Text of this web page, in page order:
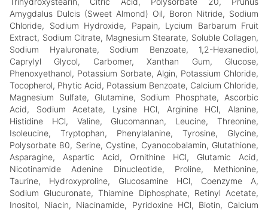
Amygdalus Dulcis (Sweet Almond) Oil, Boron Nitride, Sodium
Chloride, Sodium Hydroxide, Papain, Lycium Barbarum Fruit
Extract, Sodium Citrate, Magnesium Stearate, Soluble Collagen,
Sodium Hyaluronate, Sodium Benzoate, 1,2-Hexanediol,
Caprylyl Glycol, Carbomer, Xanthan Gum, Glucose,
Phenoxyethanol, Potassium Sorbate, Algin, Potassium Chloride,
Tocopherol, Phytic Acid, Potassium Benzoate, Calcium Chloride,
Magnesium Sulfate, Glutamine, Sodium Phosphate, Ascorbic
Acid, Sodium Acetate, Lysine HCl, Arginine HCl, Alanine,
Histidine HCl, Valine, Glucomannan, Leucine, Threonine,
Isoleucine, Tryptophan, Phenylalanine, Tyrosine, Glycine,
Polysorbate 80, Serine, Cystine, Cyanocobalamin, Glutathione,
Asparagine, Aspartic Acid, Ornithine HCl, Glutamic Acid,
Nicotinamide Adenine Dinucleotide, Proline, Methionine,
Taurine, Hydroxyproline, Glucosamine HCl, Coenzyme A,
Sodium Glucuronate, Thiamine Diphosphate, Retinyl Acetate,
Inositol, Niacin, Niacinamide, Pyridoxine HCl, Biotin, Calcium